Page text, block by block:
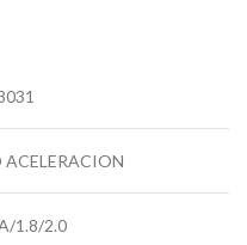
ACELERACION
1.8/2.0